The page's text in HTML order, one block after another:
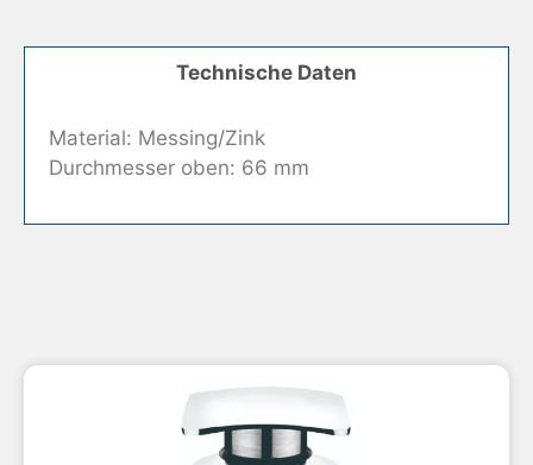
Technische Daten
Material: Messing/Zink
Durchmesser oben: 66 mm